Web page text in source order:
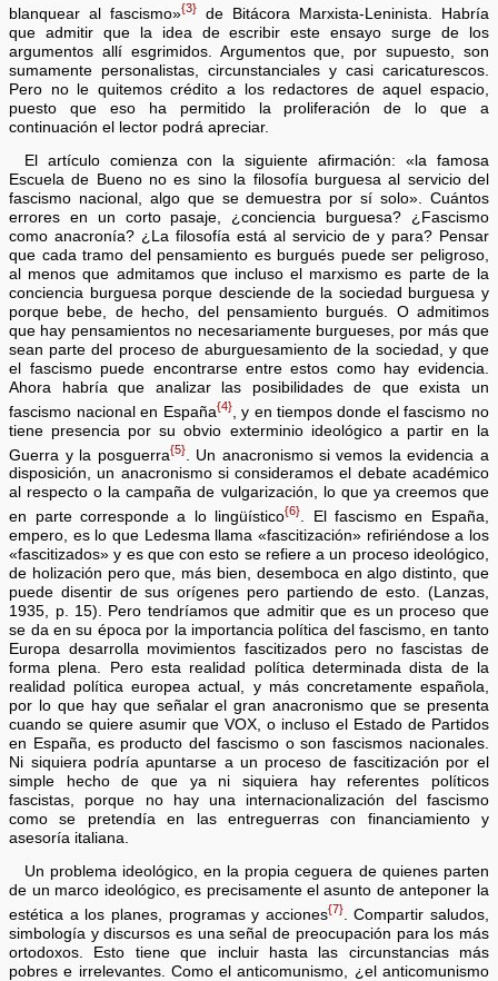
blanquear al fascismo»{3}
de Bitácora Marxista-Leninista. Habría
que admitir que la idea de escribir este ensayo surge de los
argumentos allí esgrimidos. Argumentos que, por supuesto, son
sumamente personalistas, circunstanciales y casi caricaturescos.
Pero no le quitemos crédito a los redactores de aquel espacio,
puesto que eso ha permitido la proliferación de lo que a
continuación el lector podrá apreciar.
El artículo comienza con la siguiente afirmación: «la famosa
Escuela de Bueno no es sino la filosofía burguesa al servicio del
fascismo nacional, algo que se demuestra por sí solo». Cuántos
errores en un corto pasaje, ¿conciencia burguesa? ¿Fascismo
como anacronía? ¿La filosofía está al servicio de y para? Pensar
que cada tramo del pensamiento es burgués puede ser peligroso,
al menos que admitamos que incluso el marxismo es parte de la
conciencia burguesa porque desciende de la sociedad burguesa y
porque bebe, de hecho, del pensamiento burgués. O admitimos
que hay pensamientos no necesariamente burgueses, por más que
sean parte del proceso de aburguesamiento de la sociedad, y que
el fascismo puede encontrarse entre estos como hay evidencia.
Ahora habría que analizar las posibilidades de que exista un
fascismo nacional en España{4}, y en tiempos donde el fascismo no
tiene presencia por su obvio exterminio ideológico a partir en la
Guerra y la posguerra{5}. Un anacronismo si vemos la evidencia a
disposición, un anacronismo si consideramos el debate académico
al respecto o la campaña de vulgarización, lo que ya creemos que
en parte corresponde a lo lingüístico{6}
. El fascismo en España,
empero, es lo que Ledesma llama «fascitización» refiriéndose a los
«fascitizados» y es que con esto se refiere a un proceso ideológico,
de holización pero que, más bien, desemboca en algo distinto, que
puede disentir de sus orígenes pero partiendo de esto. (Lanzas,
1935, p. 15). Pero tendríamos que admitir que es un proceso que
se da en su época por la importancia política del fascismo, en tanto
Europa desarrolla movimientos fascitizados pero no fascistas de
forma plena. Pero esta realidad política determinada dista de la
realidad política europea actual, y más concretamente española,
por lo que hay que señalar el gran anacronismo que se presenta
cuando se quiere asumir que VOX, o incluso el Estado de Partidos
en España, es producto del fascismo o son fascismos nacionales.
Ni siquiera podría apuntarse a un proceso de fascitización por el
simple hecho de que ya ni siquiera hay referentes políticos
fascistas, porque no hay una internacionalización del fascismo
como se pretendía en las entreguerras con financiamiento y
asesoría italiana.
Un problema ideológico, en la propia ceguera de quienes parten
de un marco ideológico, es precisamente el asunto de anteponer la
estética a los planes, programas y acciones{7}. Compartir saludos,
simbología y discursos es una señal de preocupación para los más
ortodoxos. Esto tiene que incluir hasta las circunstancias más
pobres e irrelevantes. Como el anticomunismo, ¿el anticomunismo